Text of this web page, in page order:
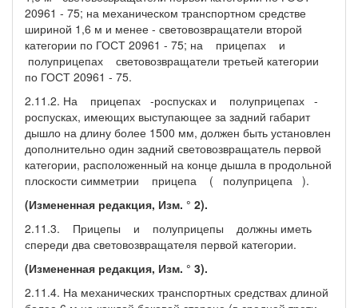
20961 - 75; на механическом транспортном средстве
шириной 1,6 м и менее - световозвращатели второй
категории по ГОСТ 20961 - 75; на прицепах и
полуприцепах световозвращатели третьей категории
по ГОСТ 20961 - 75.
2.11.2. На прицепах -роспусках и полуприцепах -
роспусках, имеющих выступающее за задний габарит
дышло на длину более 1500 мм, должен быть установлен
дополнительно один задний световозвращатель первой
категории, расположенный на конце дышла в продольной
плоскости симметрии прицепа ( полуприцепа ).
(Измененная редакция, Изм. ° 2).
2.11.3. Прицепы и полуприцепы должны иметь
спереди два световозвращателя первой категории.
(Измененная редакция, Изм. ° 3).
2.11.4. На механических транспортных средствах длиной